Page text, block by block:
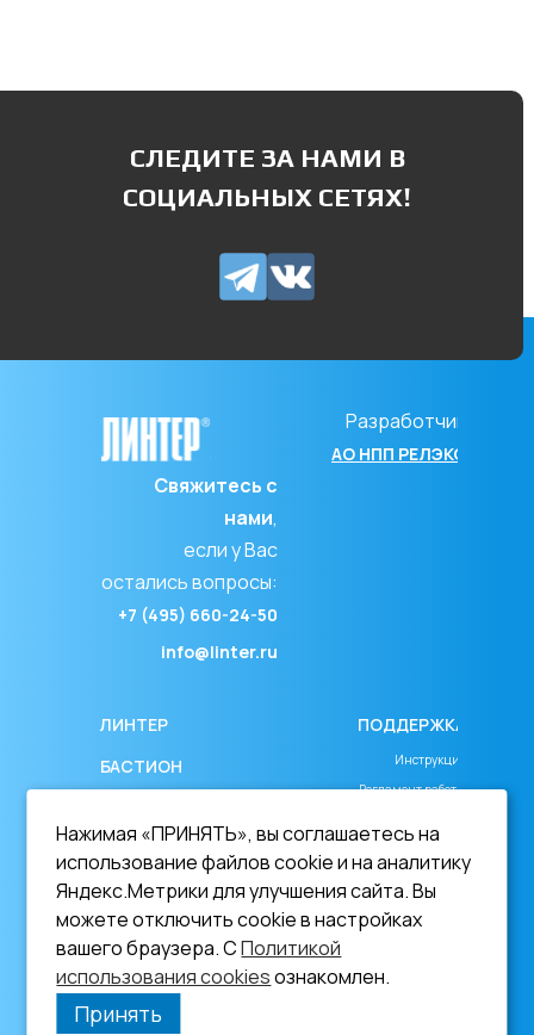
СЛЕДИТЕ ЗА НАМИ В
СОЦИАЛЬНЫХ СЕТЯХ!
Разработчик
АО НПП РЕЛЭКС
Свяжитесь с
нами,
если у Вас
остались вопросы:
+7 (495) 660-24-50
info@linter.ru
ЛИНТЕР
БАСТИОН
ДОКУМЕНТАЦИЯ
On-line документация
Документация в
формате PDF
ОБУЧЕНИЕ
НОВОСТИ
ПОДДЕРЖКА
Инструкция
Регламент работы
_________________
Политика в области ПДн
Согласие на обработку ПДн
Политика использования cookies
Нажимая «ПРИНЯТЬ», вы соглашаетесь на
использование файлов cookie и на аналитику
Яндекс.Метрики для улучшения сайта. Вы
можете отключить cookie в настройках
вашего браузера. СПолитикой
использования cookiesознакомлен.
Принять